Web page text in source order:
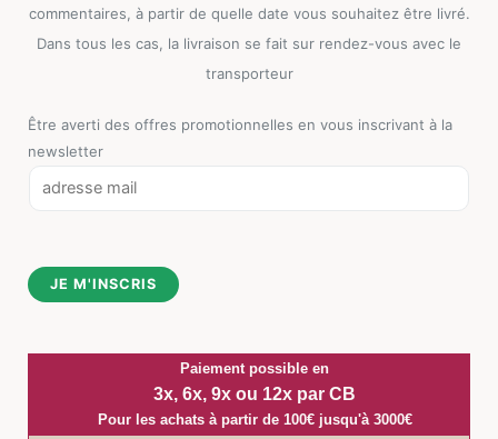
commentaires, à partir de quelle date vous souhaitez être livré.
Dans tous les cas, la livraison se fait sur rendez-vous avec le
transporteur
Être averti des offres promotionnelles en vous inscrivant à la
newsletter
m
i
l
JE M'INSCRIS
Paiement possible en
3x, 6x, 9x ou 12x par CB
Pour les achats à partir de 100€ jusqu'à 3000€